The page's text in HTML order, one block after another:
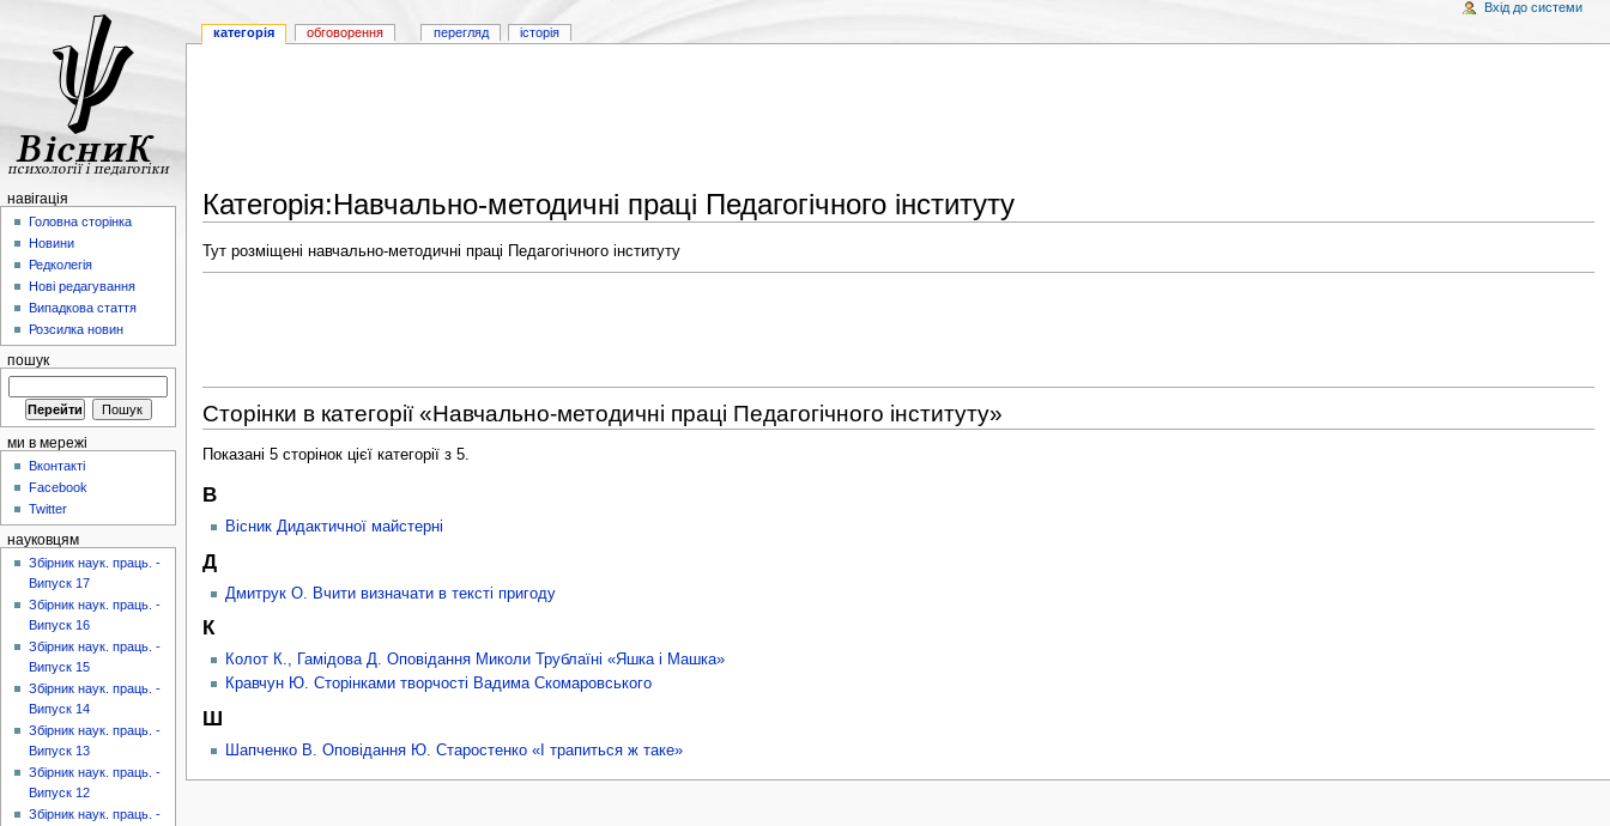
Категорія:Навчально-методичні праці Педагогічного інституту
Тут розміщені навчально-методичні праці Педагогічного інституту
Сторінки в категорії «Навчально-методичні праці Педагогічного інституту»
Показані 5 сторінок цієї категорії з 5.
В
Вісник Дидактичної майстерні
Д
Дмитрук О. Вчити визначати в тексті пригоду
К
Колот К., Гамідова Д. Оповідання Миколи Трублаїні «Яшка і Машка»
Кравчун Ю. Сторінками творчості Вадима Скомаровського
Ш
Шапченко В. Оповідання Ю. Старостенко «І трапиться ж таке»
категорія обговорення перегляд історія
Вхід до системи
навігація
Головна сторінка
Новини
Редколегія
Нові редагування
Випадкова стаття
Розсилка новин
пошук
ми в мережі
Вконтакті
Facebook
Twitter
науковцям
Збірник наук. праць. -
Випуск 17
Збірник наук. праць. -
Випуск 16
Збірник наук. праць. -
Випуск 15
Збірник наук. праць. -
Випуск 14
Збірник наук. праць. -
Випуск 13
Збірник наук. праць. -
Випуск 12
Збірник наук. праць. -